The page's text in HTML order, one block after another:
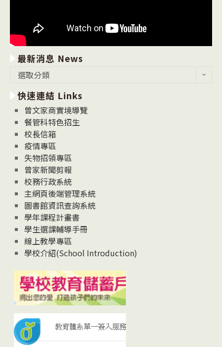
最新消息 News
消
息
News
選取分類
快速連結 Links
曾文家商實境導覽
餐管科特色招生
校長信箱
疫情專區
失物招領專區
曾家新聞剪報
校務行政系統
主網頁後端管理系統
圖書館資訊查詢系統
學年課程計畫書
學生選課輔導手冊
線上教學專區
學校介紹(School Introduction)